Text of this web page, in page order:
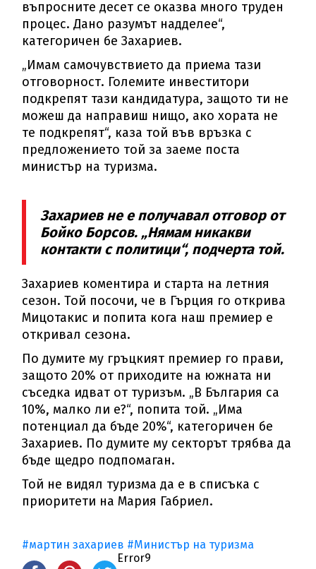
въпросните десет се оказва много труден
процес. Дано разумът надделее“,
категоричен бе Захариев.
„Имам самочувствието да приема тази
отговорност. Големите инвеститори
подкрепят тази кандидатура, защото ти не
можеш да направиш нищо, ако хората не
те подкрепят“, каза той във връзка с
предложението той за заеме поста
министър на туризма.
Захариев не е получавал отговор от
Бойко Борсов. „Нямам никакви
контакти с политици“, подчерта той.
Захариев коментира и старта на летния
сезон. Той посочи, че в Гърция го открива
Мицотакис и попита кога наш премиер е
откривал сезона.
По думите му гръцкият премиер го прави,
защото 20% от приходите на южната ни
съседка идват от туризъм. „В България са
10%, малко ли е?“, попита той. „Има
потенциал да бъде 20%“, категоричен бе
Захариев. По думите му секторът трябва да
бъде щедро подпомаган.
Той не видял туризма да е в списъка с
приоритети на Мария Габриел.
#мартин захариев #Министър на туризма
Error9